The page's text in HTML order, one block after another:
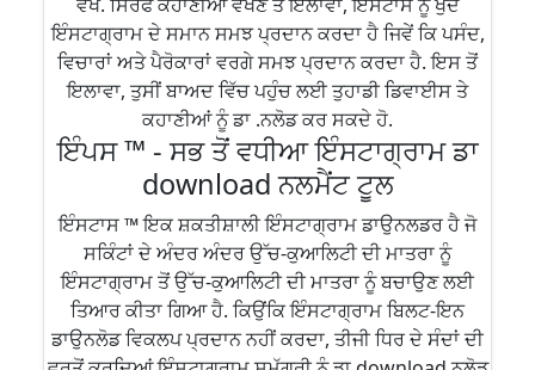
ਇੰਸਟਾਗ੍ਰਾਮ ਦੇ ਸਮਾਨ ਸਮਝ ਪ੍ਰਦਾਨ ਕਰਦਾ ਹੈ ਜਿਵੇਂ ਕਿ ਪਸੰਦ,
ਵਿਚਾਰਾਂ ਅਤੇ ਪੈਰੋਕਾਰਾਂ ਵਰਗੇ ਸਮਝ ਪ੍ਰਦਾਨ ਕਰਦਾ ਹੈ. ਇਸ ਤੋਂ
ਇਲਾਵਾ, ਤੁਸੀਂ ਬਾਅਦ ਵਿੱਚ ਪਹੁੰਚ ਲਈ ਤੁਹਾਡੀ ਡਿਵਾਈਸ ਤੇ
ਕਹਾਣੀਆਂ ਨੂੰ ਡਾ .ਨਲੋਡ ਕਰ ਸਕਦੇ ਹੋ.
ਇੰਪਸ ™ - ਸਭ ਤੋਂ ਵਧੀਆ ਇੰਸਟਾਗ੍ਰਾਮ ਡਾ
download ਨਲਮੈਂਟ ਟੂਲ
ਇੰਸਟਾਸ ™ ਇਕ ਸ਼ਕਤੀਸ਼ਾਲੀ ਇੰਸਟਾਗ੍ਰਾਮ ਡਾਉਨਲਡਰ ਹੈ ਜੋ
ਸਕਿੰਟਾਂ ਦੇ ਅੰਦਰ ਅੰਦਰ ਉੱਚ-ਕੁਆਲਿਟੀ ਦੀ ਮਾਤਰਾ ਨੂੰ
ਇੰਸਟਾਗ੍ਰਾਮ ਤੋਂ ਉੱਚ-ਕੁਆਲਿਟੀ ਦੀ ਮਾਤਰਾ ਨੂੰ ਬਚਾਉਣ ਲਈ
ਤਿਆਰ ਕੀਤਾ ਗਿਆ ਹੈ. ਕਿਉਂਕਿ ਇੰਸਟਾਗ੍ਰਾਮ ਬਿਲਟ-ਇਨ
ਡਾਉਨਲੋਡ ਵਿਕਲਪ ਪ੍ਰਦਾਨ ਨਹੀਂ ਕਰਦਾ, ਤੀਜੀ ਧਿਰ ਦੇ ਸੰਦਾਂ ਦੀ